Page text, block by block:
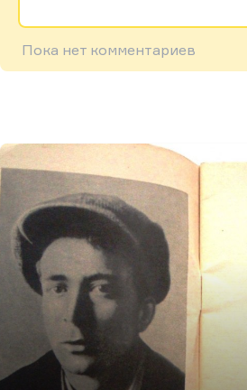
Пока нет комментариев